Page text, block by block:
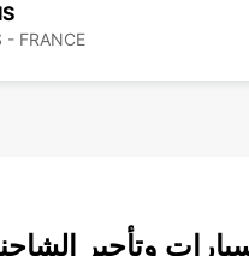
- FRANCE
وتأجير